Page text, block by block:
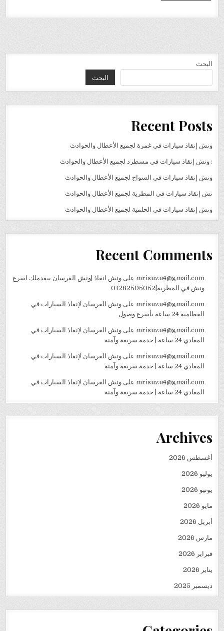
البحث
البحث
Recent Posts
ونش إنقاذ سيارات في غمرة لجميع الأعطال والحوادث
: ونش إنقاذ سيارات في مسطرد لجميع الأعطال والحوادث
ونش إنقاذ سيارات في السواح لجميع الأعطال والحوادث
نش إنقاذ سيارات في المطرية لجميع الأعطال والحوادث
ونش إنقاذ سيارات في الحلمية لجميع الأعطال والحوادث
Recent Comments
mrisuzu4@gmail.comعلى ونش انقاذ |ونش الفرسان بيقدملك اسرع
ونش في المطرية|01282505052
mrisuzu4@gmail.comعلى ونش الفرسان لإنقاذ السيارات في
القطامية 24 ساعة بأسرع وصول
mrisuzu4@gmail.comعلى ونش الفرسان لإنقاذ السيارات في
المعادي 24 ساعة | خدمة سريعة وآمنة
mrisuzu4@gmail.comعلى ونش الفرسان لإنقاذ السيارات في
المعادي 24 ساعة | خدمة سريعة وآمنة
mrisuzu4@gmail.comعلى ونش الفرسان لإنقاذ السيارات في
المعادي 24 ساعة | خدمة سريعة وآمنة
Archives
أغسطس 2026
يوليو 2026
يونيو 2026
مايو 2026
أبريل 2026
مارس 2026
فبراير 2026
يناير 2026
ديسمبر 2025